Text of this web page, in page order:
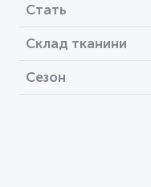
Стать
Склад тканини
Сезон